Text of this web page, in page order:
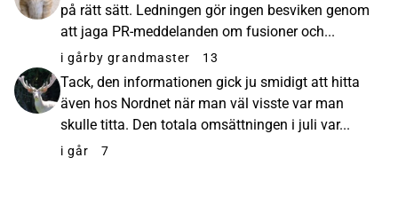
på rätt sätt. Ledningen gör ingen besviken genom
att jaga PR-meddelanden om fusioner och...
i gårby grandmaster 13
Tack, den informationen gick ju smidigt att hitta
även hos Nordnet när man väl visste var man
skulle titta. Den totala omsättningen i juli var...
i går 7